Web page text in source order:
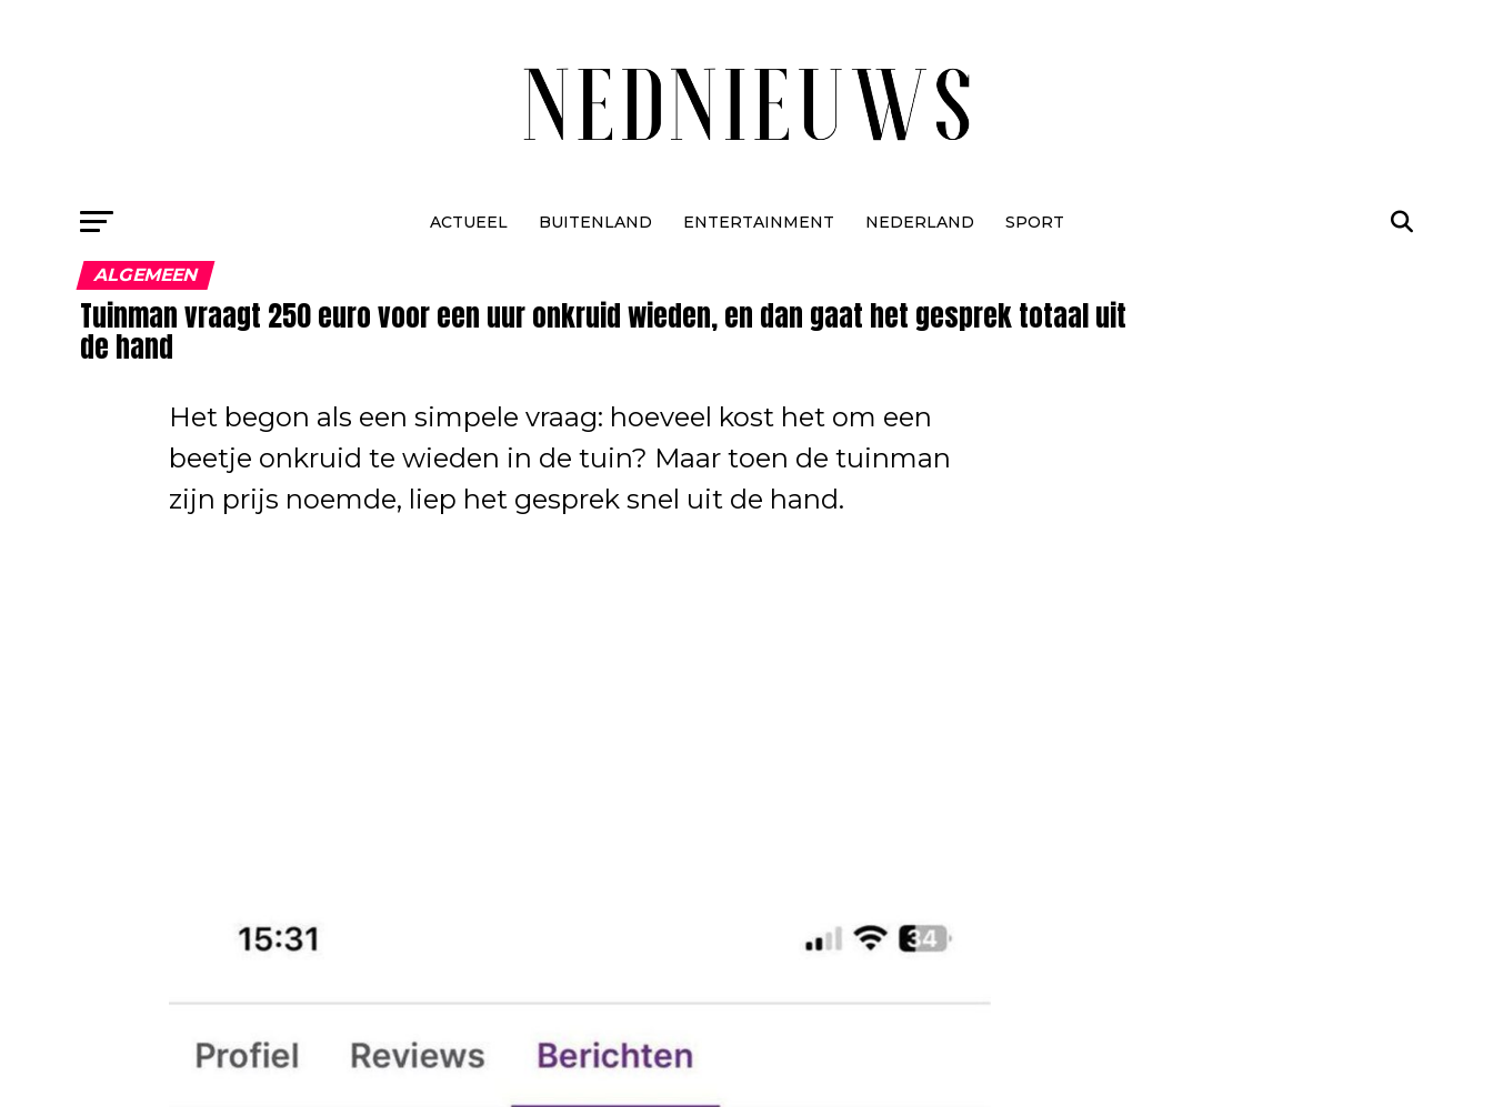
ACTUEEL BUITENLAND ENTERTAINMENT NEDERLAND SPORT
ALGEMEEN
Tuinman vraagt 250 euro voor een uur onkruid wieden, en dan gaat het gesprek totaal uit
de hand
Het begon als een simpele vraag: hoeveel kost het om een
beetje onkruid te wieden in de tuin? Maar toen de tuinman
zijn prijs noemde, liep het gesprek snel uit de hand.